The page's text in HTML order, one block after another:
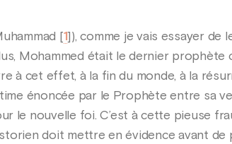
[1] ), comme je vais essayer de
Mohammed était le dernier
à cet effet, à la fin du monde, à la
énoncée par le Prophète entre sa
le nouvelle foi. C’est à cette pieuse
doit mettre en évidence avant